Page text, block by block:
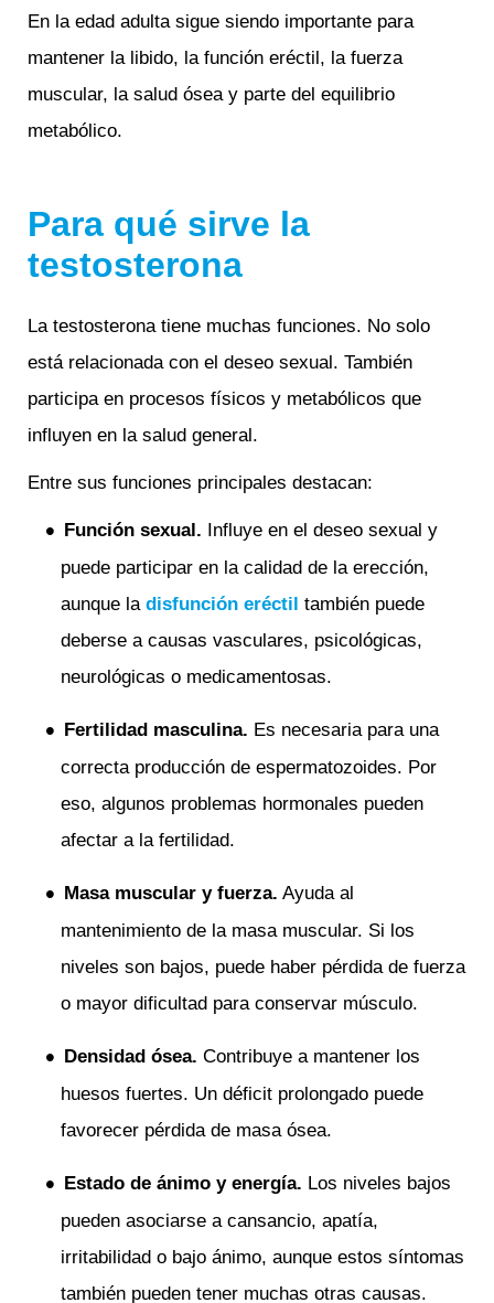
En la edad adulta sigue siendo importante para
mantener la libido, la función eréctil, la fuerza
muscular, la salud ósea y parte del equilibrio
metabólico.
Para qué sirve la
testosterona
La testosterona tiene muchas funciones. No solo
está relacionada con el deseo sexual. También
participa en procesos físicos y metabólicos que
influyen en la salud general.
Entre sus funciones principales destacan:
Función sexual. Influye en el deseo sexual y
puede participar en la calidad de la erección,
aunque la disfunción eréctil también puede
deberse a causas vasculares, psicológicas,
neurológicas o medicamentosas.
Fertilidad masculina. Es necesaria para una
correcta producción de espermatozoides. Por
eso, algunos problemas hormonales pueden
afectar a la fertilidad.
Masa muscular y fuerza. Ayuda al
mantenimiento de la masa muscular. Si los
niveles son bajos, puede haber pérdida de fuerza
o mayor dificultad para conservar músculo.
Densidad ósea. Contribuye a mantener los
huesos fuertes. Un déficit prolongado puede
favorecer pérdida de masa ósea.
Estado de ánimo y energía. Los niveles bajos
pueden asociarse a cansancio, apatía,
irritabilidad o bajo ánimo, aunque estos síntomas
también pueden tener muchas otras causas.